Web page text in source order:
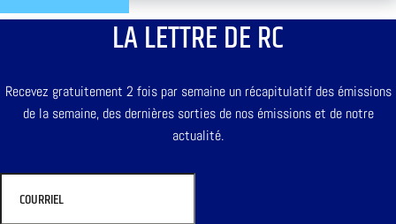
LA LETTRE DE RC
Recevez gratuitement 2 fois par semaine un récapitulatif des émissions
de la semaine, des dernières sorties de nos émissions et de notre
actualité.